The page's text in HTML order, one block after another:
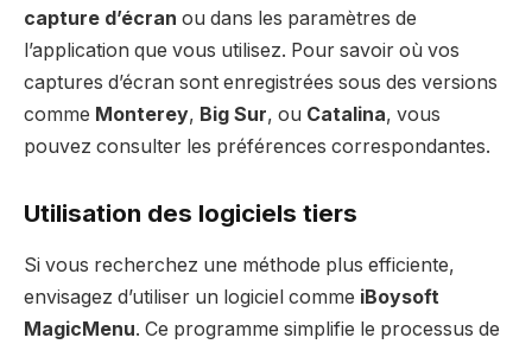
capture d’écran ou dans les paramètres de
l’application que vous utilisez. Pour savoir où vos
captures d’écran sont enregistrées sous des versions
comme Monterey, Big Sur, ou Catalina, vous
pouvez consulter les préférences correspondantes.
Utilisation des logiciels tiers
Si vous recherchez une méthode plus efficiente,
envisagez d’utiliser un logiciel comme iBoysoft
MagicMenu. Ce programme simplifie le processus de